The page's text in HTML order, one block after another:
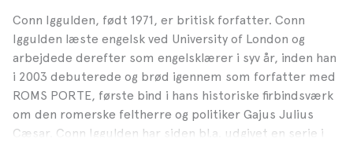
Conn Iggulden, født 1971, er britisk forfatter. Conn
Iggulden læste engelsk ved University of London og
arbejdede derefter som engelsklærer i syv år, inden han
i 2003 debuterede og brød igennem som forfatter med
ROMS PORTE, første bind i hans historiske firbindsværk
om den romerske feltherre og politiker Gajus Julius
Cæsar. Conn Iggulden har siden bl.a. udgivet en serie i